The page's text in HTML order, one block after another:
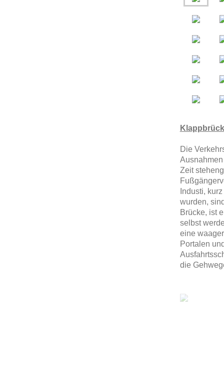
Die
Zeit
Industi,
wurden,
Brücke, ist
selbst
eine
Portalen
die